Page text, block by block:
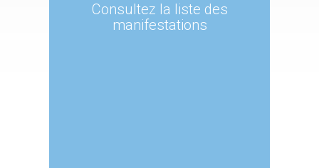
Consultez la liste des
manifestations